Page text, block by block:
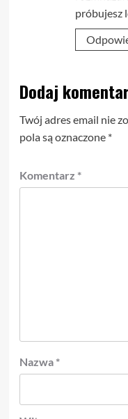
próbujesz
Dodaj
Twój adres email nie
pola są oznaczone *
Komentarz *
Nazwa *